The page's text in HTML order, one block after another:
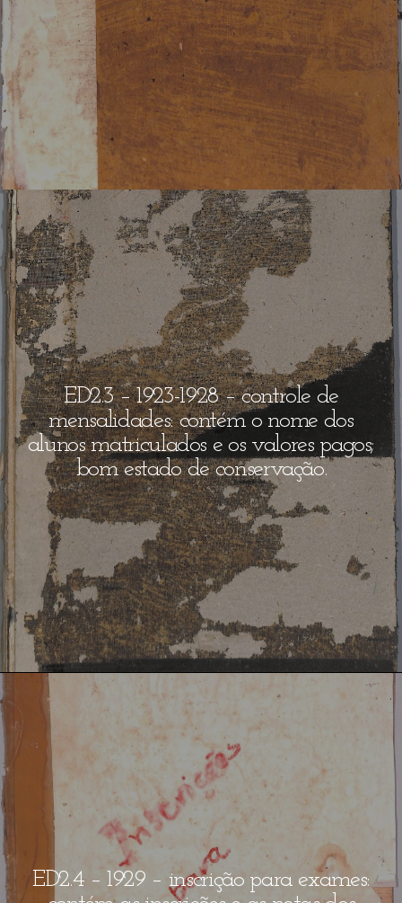
ED2.3 – 1923-1928 – controle de
mensalidades: contém o nome dos
alunos matriculados e os valores pagos;
bom estado de conservação.
ED2.4 – 1929 – inscrição para exames: